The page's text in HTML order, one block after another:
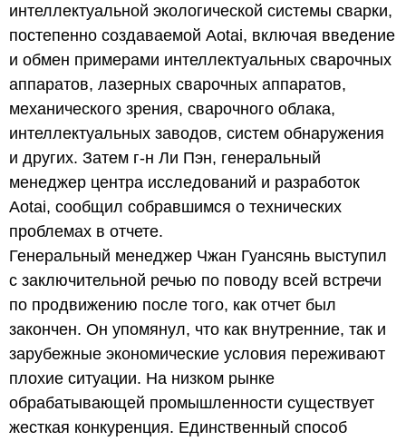
интеллектуальной экологической системы сварки,
постепенно создаваемой Aotai, включая введение
и обмен примерами интеллектуальных сварочных
аппаратов, лазерных сварочных аппаратов,
механического зрения, сварочного облака,
интеллектуальных заводов, систем обнаружения
и других. Затем г-н Ли Пэн, генеральный
менеджер центра исследований и разработок
Aotai, сообщил собравшимся о технических
проблемах в отчете.
Генеральный менеджер Чжан Гуансянь выступил
с заключительной речью по поводу всей встречи
по продвижению после того, как отчет был
закончен. Он упомянул, что как внутренние, так и
зарубежные экономические условия переживают
плохие ситуации. На низком рынке
обрабатывающей промышленности существует
жесткая конкуренция. Единственный способ